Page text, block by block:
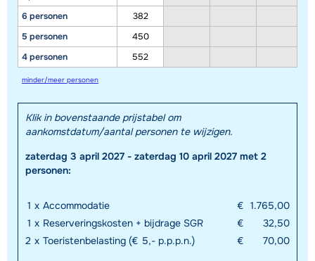
6 personen
5 personen
4 personen
382
450
552
minder/meer personen
Klik in bovenstaande prijstabel om
aankomstdatum/aantal personen te wijzigen.
zaterdag 3 april 2027 - zaterdag 10 april 2027 met 2
personen:
1 x Accommodatie € 1.765,00
1 x Reserveringskosten + bijdrage SGR €
32,50
2 x Toeristenbelasting (€ 5,- p.p.p.n.) € 70,00